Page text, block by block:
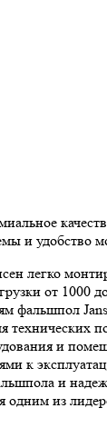
и удобство
легко
от 1000
фальшпол
технических
и
к
и
одним из